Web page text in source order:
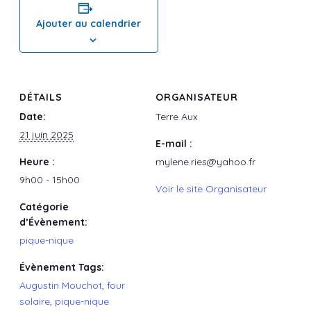
Ajouter au calendrier
DÉTAILS
Date:
21 juin 2025
Heure :
9h00 - 15h00
Catégorie
d’Évènement:
pique-nique
Évènement Tags:
Augustin Mouchot, four
solaire, pique-nique
ORGANISATEUR
Terre Aux
E-mail :
mylene.ries@yahoo.fr
Voir le site Organisateur